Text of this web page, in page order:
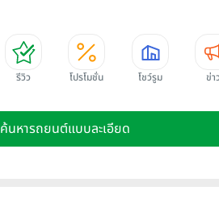
รีวิว โปรโมชั่น โชว์รูม ข่า
ค้นหารถยนต์แบบละเอียด